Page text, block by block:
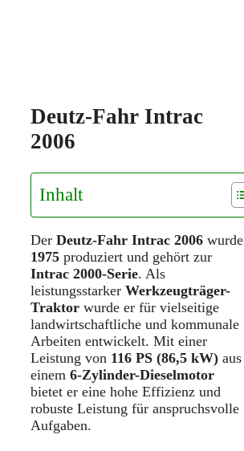
Deutz-Fahr Intrac
2006
Inhalt
Der Deutz-Fahr Intrac 2006 wurde
1975 produziert und gehört zur
Intrac 2000-Serie. Als
leistungsstarker Werkzeugträger-
Traktor wurde er für vielseitige
landwirtschaftliche und kommunale
Arbeiten entwickelt. Mit einer
Leistung von 116 PS (86,5 kW) aus
einem 6-Zylinder-Dieselmotor
bietet er eine hohe Effizienz und
robuste Leistung für anspruchsvolle
Aufgaben.